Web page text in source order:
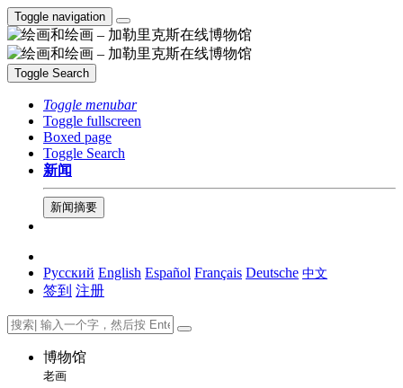
Toggle navigation
Toggle Search
Toggle menubar
Toggle fullscreen
Boxed page
Toggle Search
新闻
新闻摘要
Русский English Español Français Deutsche 中文
签到 注册
博物馆
老画